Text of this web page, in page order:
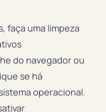
faça uma limpeza
do navegador ou
se há
operacional.